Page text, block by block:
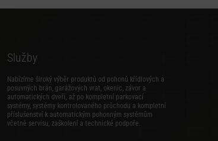
Služby
Nabízíme široký výběr produktů od pohonů křídlových a
posuvných brán, garážových vrat, okenic, závor a
automatických dveří, až po kompletní parkovací
systémy, systémy kontrolovaného průchodu a kompletní
příslušenství k automatickým pohonným systémům
včetně servisu, zaškolení a technické podpoře.